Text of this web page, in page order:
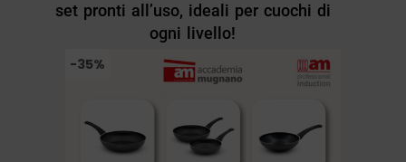
set pronti all’uso, ideali per cuochi di
ogni livello!
-35%